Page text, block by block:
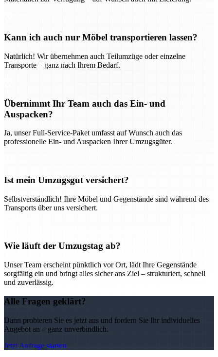
Kann ich auch nur Möbel transportieren lassen?
Natürlich! Wir übernehmen auch Teilumzüge oder einzelne
Transporte – ganz nach Ihrem Bedarf.
Übernimmt Ihr Team auch das Ein- und
Auspacken?
Ja, unser Full-Service-Paket umfasst auf Wunsch auch das
professionelle Ein- und Auspacken Ihrer Umzugsgüter.
Ist mein Umzugsgut versichert?
Selbstverständlich! Ihre Möbel und Gegenstände sind während des
Transports über uns versichert.
Wie läuft der Umzugstag ab?
Unser Team erscheint pünktlich vor Ort, lädt Ihre Gegenstände
sorgfältig ein und bringt alles sicher ans Ziel – strukturiert, schnell
und zuverlässig.
Alle Fragen geklärt?
Dann probieren Sie es jetzt aus und fordern Sie Ihr individuelles
Angebot an – ganz unverbindlich.
Jetzt Anfrage starten